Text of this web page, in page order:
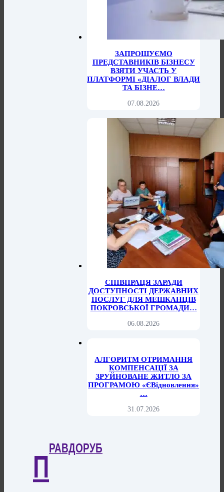
ЗАПРОШУЄМО
ПРЕДСТАВНИКІВ БІЗНЕСУ
ВЗЯТИ УЧАСТЬ У
ПЛАТФОРМІ «ДІАЛОГ ВЛАДИ
ТА БІЗНЕ…
07.08.2026
СПІВПРАЦЯ ЗАРАДИ
ДОСТУПНОСТІ ДЕРЖАВНИХ
ПОСЛУГ ДЛЯ МЕШКАНЦІВ
ПОКРОВСЬКОЇ ГРОМАДИ…
06.08.2026
АЛГОРИТМ ОТРИМАННЯ
КОМПЕНСАЦІЇ ЗА
ЗРУЙНОВАНЕ ЖИТЛО ЗА
ПРОГРАМОЮ «єВідновлення»
…
31.07.2026
П
РАВДОРУБ